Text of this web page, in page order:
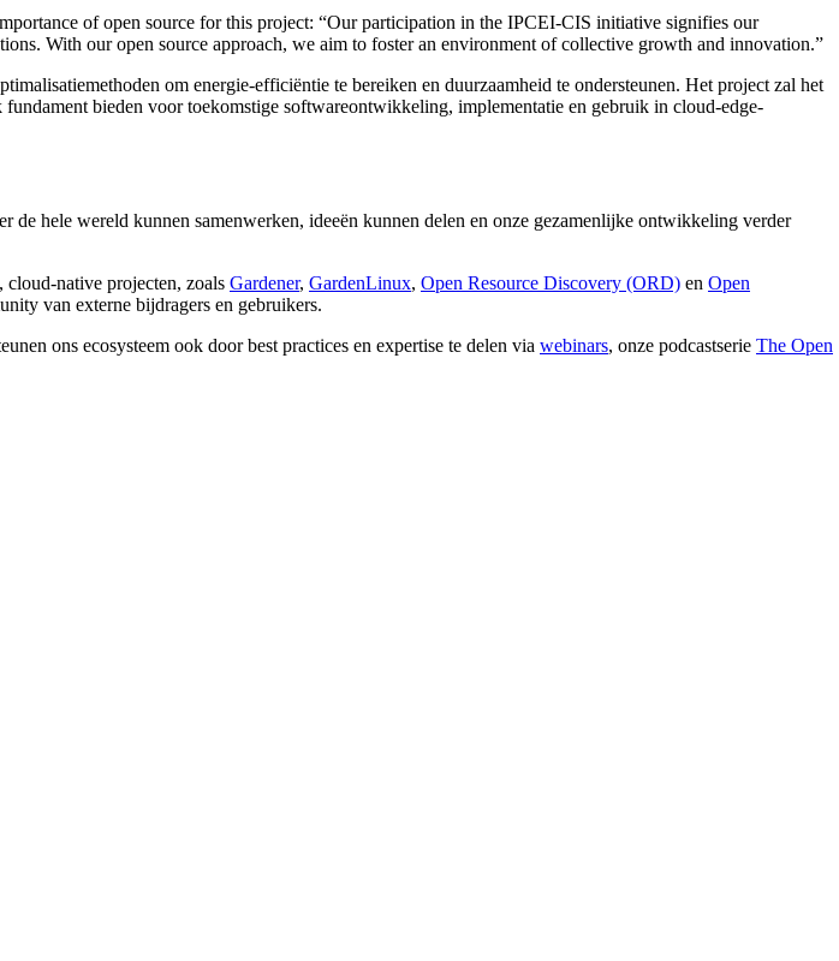
of open source for this project: “Our participation in the IPCEI-CIS initiative signifies our
With our open source approach, we aim to foster an environment of collective growth and innovation.”
om energie-efficiëntie te bereiken en duurzaamheid te ondersteunen. Het project zal het
bieden voor toekomstige softwareontwikkeling, implementatie en gebruik in cloud-edge-
hele wereld kunnen samenwerken, ideeën kunnen delen en onze gezamenlijke ontwikkeling verder
cloud-native projecten, zoals Gardener, GardenLinux, Open Resource Discovery (ORD) en Open
van externe bijdragers en gebruikers.
ons ecosysteem ook door best practices en expertise te delen via webinars, onze podcastserie The Open